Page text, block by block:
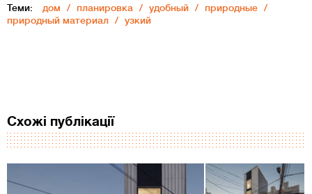
Теми: дом планировка удобный
природные
природный материал
узкий
Схожі публікації